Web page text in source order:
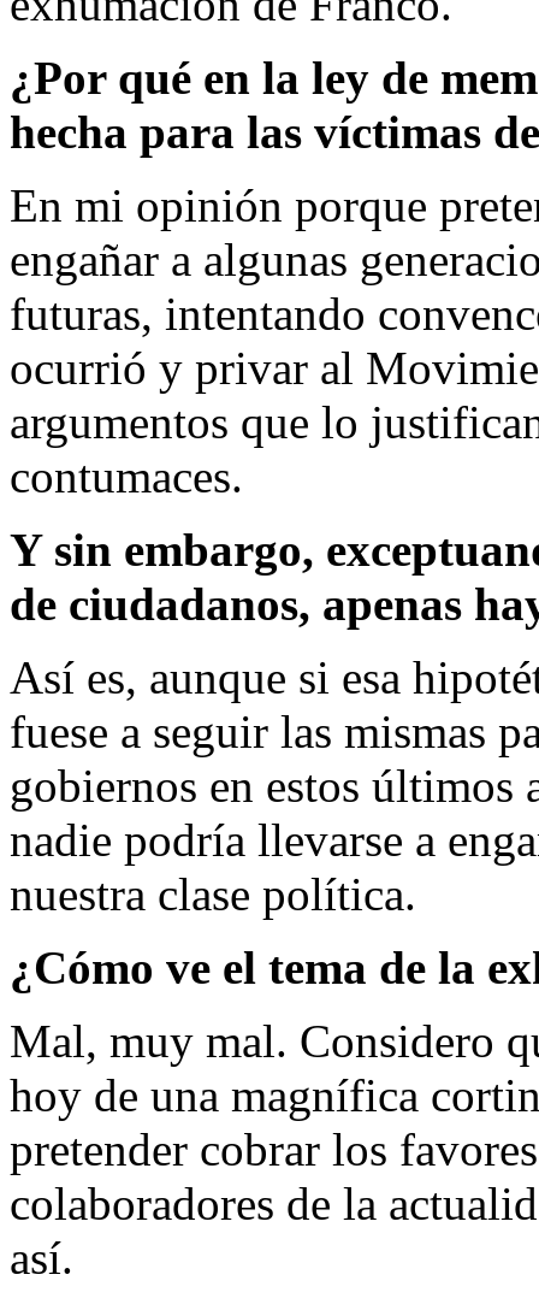
¿Por qué en la ley de
hecha para las víctimas
En mi opinión porque
engañar a algunas
futuras, intentando
ocurrió y privar al
argumentos que lo
contumaces.
Y sin embargo,
de ciudadanos, apenas
Así es, aunque si esa
fuese a seguir las mismas
gobiernos en estos últimos
nadie podría llevarse a
nuestra clase política.
¿Cómo ve el tema de la
Mal, muy mal. Considero
hoy de una magnífica
pretender cobrar los
colaboradores de la
así.